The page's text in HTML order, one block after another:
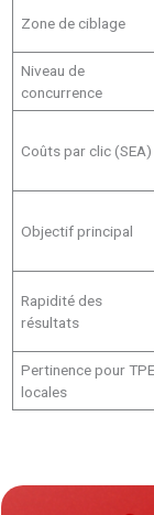
Zone de ciblage
Niveau de
concurrence
Coûts par clic (SEA)
Objectif principal
Rapidité des
résultats
Pertinence pour TPE
locales